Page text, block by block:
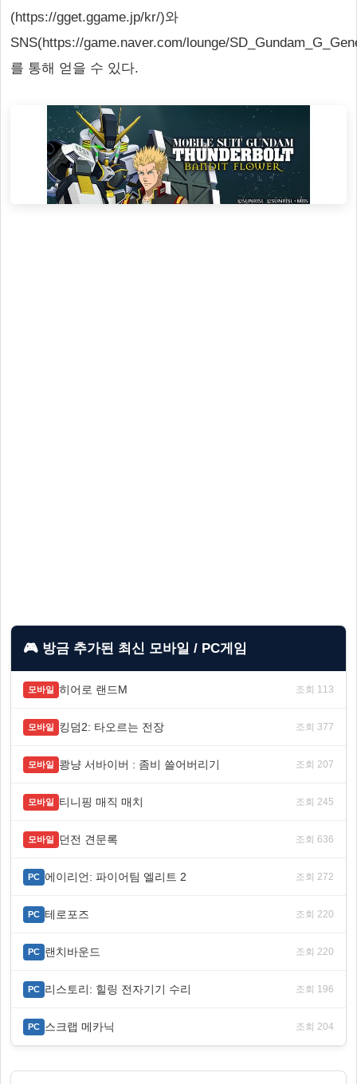
(https://gget.ggame.jp/kr/)와
SNS(https://game.naver.com/lounge/
를 통해 얻을 수 있다.
🎮 방금 추가된 최신 모바일 / PC게임
모바일 히어로 랜드M 조회 113
모바일 킹덤2: 타오르는 전장 조회 377
모바일 쾅냥 서바이버 : 좀비 쓸어버리기 조회 207
모바일 티니핑 매직 매치 조회 245
모바일 던전 견문록 조회 636
PC 에이리언: 파이어팀 엘리트 2 조회 272
PC 테로포즈 조회 220
PC 랜치바운드 조회 220
PC 리스토리: 힐링 전자기기 수리 조회 196
PC 스크랩 메카닉 조회 204